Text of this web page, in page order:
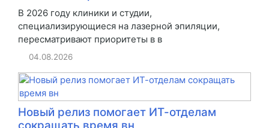
В 2026 году клиники и студии,
специализирующиеся на лазерной эпиляции,
пересматривают приоритеты в в
04.08.2026
Новый релиз помогает ИТ-отделам
сокращать время вн